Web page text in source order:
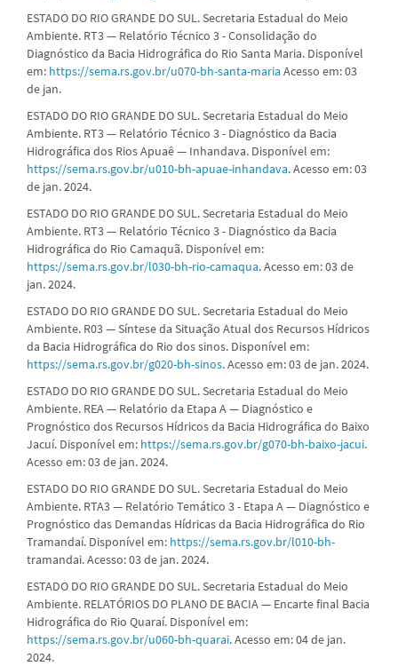
ESTADO DO RIO GRANDE DO SUL. Secretaria Estadual do Meio
Ambiente. RT3 — Relatório Técnico 3 - Consolidação do
Diagnóstico da Bacia Hidrográfica do Rio Santa Maria. Disponível
em: https://sema.rs.gov.br/u070-bh-santa-maria Acesso em: 03
de jan.
ESTADO DO RIO GRANDE DO SUL. Secretaria Estadual do Meio
Ambiente. RT3 — Relatório Técnico 3 - Diagnóstico da Bacia
Hidrográfica dos Rios Apuaê — Inhandava. Disponível em:
https://sema.rs.gov.br/u010-bh-apuae-inhandava. Acesso em: 03
de jan. 2024.
ESTADO DO RIO GRANDE DO SUL. Secretaria Estadual do Meio
Ambiente. RT3 — Relatório Técnico 3 - Diagnóstico da Bacia
Hidrográfica do Rio Camaquã. Disponível em:
https://sema.rs.gov.br/l030-bh-rio-camaqua. Acesso em: 03 de
jan. 2024.
ESTADO DO RIO GRANDE DO SUL. Secretaria Estadual do Meio
Ambiente. R03 — Síntese da Situação Atual dos Recursos Hídricos
da Bacia Hidrográfica do Rio dos sinos. Disponível em:
https://sema.rs.gov.br/g020-bh-sinos. Acesso em: 03 de jan. 2024.
ESTADO DO RIO GRANDE DO SUL. Secretaria Estadual do Meio
Ambiente. REA — Relatório da Etapa A — Diagnóstico e
Prognóstico dos Recursos Hídricos da Bacia Hidrográfica do Baixo
Jacuí. Disponível em: https://sema.rs.gov.br/g070-bh-baixo-jacui.
Acesso em: 03 de jan. 2024.
ESTADO DO RIO GRANDE DO SUL. Secretaria Estadual do Meio
Ambiente. RTA3 — Relatório Temático 3 - Etapa A — Diagnóstico e
Prognóstico das Demandas Hídricas da Bacia Hidrográfica do Rio
Tramandaí. Disponível em: https://sema.rs.gov.br/l010-bh-
tramandai. Acesso: 03 de jan. 2024.
ESTADO DO RIO GRANDE DO SUL. Secretaria Estadual do Meio
Ambiente. RELATÓRIOS DO PLANO DE BACIA — Encarte final Bacia
Hidrográfica do Rio Quaraí. Disponível em:
https://sema.rs.gov.br/u060-bh-quarai. Acesso em: 04 de jan.
2024.